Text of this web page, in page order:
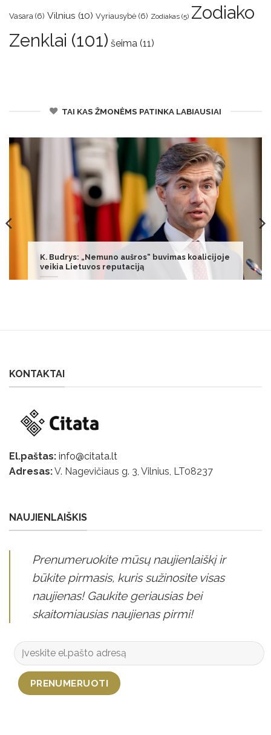
Vasara (6) Vilnius (10) Vyriausybė (6) Zodiakas (5) Zodiako
Zenklai (101) šeima (11)
TAI KAS ŽMONĖMS PATINKA LABIAUSIAI
Radiniai lietuvių konteineriuose verčia griebtis
už galvų: „Yra prašymas“
KONTAKTAI
El.paštas: info@citata.lt
Adresas:V. Nagevičiaus g. 3, Vilnius, LT08237
NAUJIENLAIŠKIS
Prenumeruokite mūsų naujienlaiškį ir
būkite pirmasis, kuris sužinosite visas
naujienas! Gaukite geriausias bei
skaitomiausias naujienas pirmi!